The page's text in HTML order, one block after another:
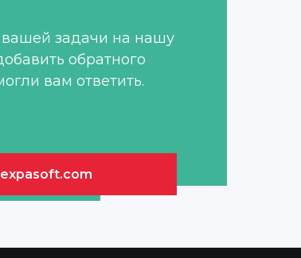
задачи на нашу
обратного
вам ответить.